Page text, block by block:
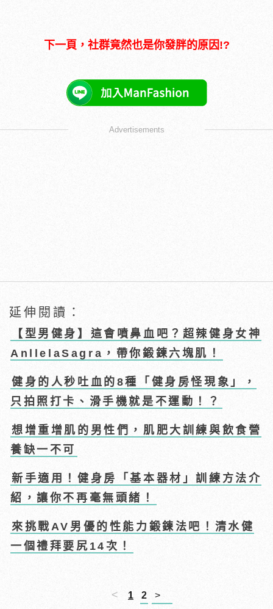
下一頁，社群竟然也是你發胖的原因!?
Advertisements
延伸閱讀：
【型男健身】這會噴鼻血吧？超辣健身女神
AnllelaSagra，帶你鍛鍊六塊肌！
健身的人秒吐血的8種「健身房怪現象」，
只拍照打卡、滑手機就是不運動！？
想增重增肌的男性們，肌肥大訓練與飲食營
養缺一不可
新手適用！健身房「基本器材」訓練方法介
紹，讓你不再毫無頭緒！
來挑戰AV男優的性能力鍛鍊法吧！清水健
一個禮拜要尻14次！
< 1 2 >